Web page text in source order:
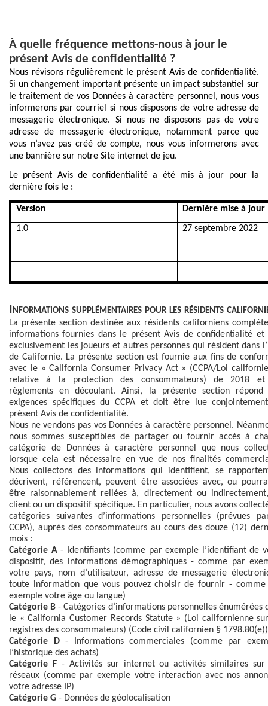
À quelle fréquence mettons-nous à jour le
présent Avis de confidentialité ?
Nous révisons régulièrement le présent Avis de confidentialité.
Si un changement important présente un impact substantiel sur
le traitement de vos Données à caractère personnel, nous vous
informerons par courriel si nous disposons de votre adresse de
messagerie électronique. Si nous ne disposons pas de votre
adresse de messagerie électronique, notamment parce que
vous n’avez pas créé de compte, nous vous informerons avec
une bannière sur notre Site internet de jeu.
Le présent Avis de confidentialité a été mis à jour pour la
dernière fois le :
Version Dernière mise à jour
1.0 27 septembre 2022
Informations supplémentaires pour les résidents
La présente section destinée aux résidents californiens
informations fournies dans le présent Avis de confidentialité et
exclusivement les joueurs et autres personnes qui résident dans
de Californie. La présente section est fournie aux fins de
avec le « California Consumer Privacy Act » (CCPA/Loi
relative à la protection des consommateurs) de 2018
règlements en découlant. Ainsi, la présente section répond
exigences spécifiques du CCPA et doit être lue
présent Avis de confidentialité.
Nous ne vendons pas vos Données à caractère personnel.
nous sommes susceptibles de partager ou fournir accès à
catégorie de Données à caractère personnel que nous
lorsque cela est nécessaire en vue de nos finalités
Nous collectons des informations qui identifient, se
décrivent, référencent, peuvent être associées avec, ou
être raisonnablement reliées à, directement ou
client ou un dispositif spécifique. En particulier, nous avons
catégories suivantes d’informations personnelles (prévues
CCPA), auprès des consommateurs au cours des douze (12)
mois :
Catégorie A- Identifiants (comme par exemple l’identifiant de
dispositif, des informations démographiques - comme par
votre pays, nom d’utilisateur, adresse de messagerie
toute information que vous pouvez choisir de fournir -
exemple votre âge ou langue)
Catégorie B- Catégories d’informations personnelles énumérées
le « California Customer Records Statute » (Loi californienne
registres des consommateurs) (Code civil californien § 1798.80(e))
Catégorie D- Informations commerciales (comme par
l’historique des achats)
Catégorie F- Activités sur internet ou activités similaires sur
réseaux (comme par exemple votre interaction avec nos
votre adresse IP)
Catégorie G - Données de géolocalisation